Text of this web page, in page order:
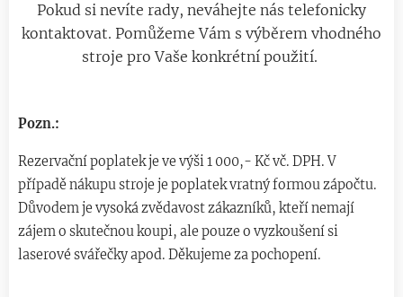
Pokud si nevíte rady, neváhejte nás telefonicky
kontaktovat. Pomůžeme Vám s výběrem vhodného
stroje pro Vaše konkrétní použití.
Pozn.:
Rezervační poplatek je ve výši 1 000,- Kč vč. DPH. V
případě nákupu stroje je poplatek vratný formou zápočtu.
Důvodem je vysoká zvědavost zákazníků, kteří nemají
zájem o skutečnou koupi, ale pouze o vyzkoušení si
laserové svářečky apod. Děkujeme za pochopení.